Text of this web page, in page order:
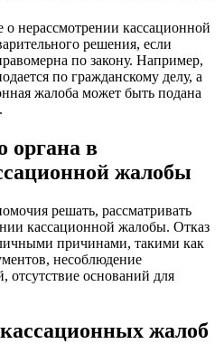
нерассмотрении кассационной
решения, если
по закону. Например,
по гражданскому делу, а
жалоба может быть подана
органа в
жалобы
решать, рассматривать
кассационной жалобы. Отказ
причинами, такими как
несоблюдение
отсутствие оснований для
жалоб